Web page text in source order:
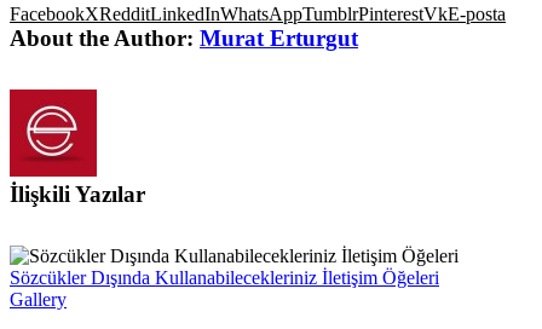
FacebookXRedditLinkedInWhatsAppTumblrPinterestVkE-posta
About the Author: Murat Erturgut
İlişkili Yazılar
Sözcükler Dışında Kullanabilecekleriniz İletişim Öğeleri
Gallery